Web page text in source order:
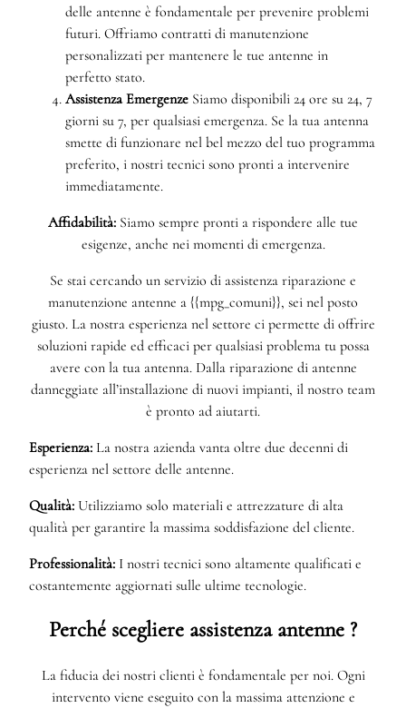
delle antenne è fondamentale per prevenire problemi
futuri. Offriamo contratti di manutenzione
personalizzati per mantenere le tue antenne in
perfetto stato.
Assistenza Emergenze Siamo disponibili 24 ore su 24, 7
giorni su 7, per qualsiasi emergenza. Se la tua antenna
smette di funzionare nel bel mezzo del tuo programma
preferito, i nostri tecnici sono pronti a intervenire
immediatamente.
Affidabilità: Siamo sempre pronti a rispondere alle tue
esigenze, anche nei momenti di emergenza.
Se stai cercando un servizio di assistenza riparazione e
manutenzione antenne a {{mpg_comuni}}, sei nel posto
giusto. La nostra esperienza nel settore ci permette di offrire
soluzioni rapide ed efficaci per qualsiasi problema tu possa
avere con la tua antenna. Dalla riparazione di antenne
danneggiate all’installazione di nuovi impianti, il nostro team
è pronto ad aiutarti.
Esperienza: La nostra azienda vanta oltre due decenni di
esperienza nel settore delle antenne.
Qualità: Utilizziamo solo materiali e attrezzature di alta
qualità per garantire la massima soddisfazione del cliente.
Professionalità: I nostri tecnici sono altamente qualificati e
costantemente aggiornati sulle ultime tecnologie.
Perché scegliere assistenza antenne ?
La fiducia dei nostri clienti è fondamentale per noi. Ogni
intervento viene eseguito con la massima attenzione e